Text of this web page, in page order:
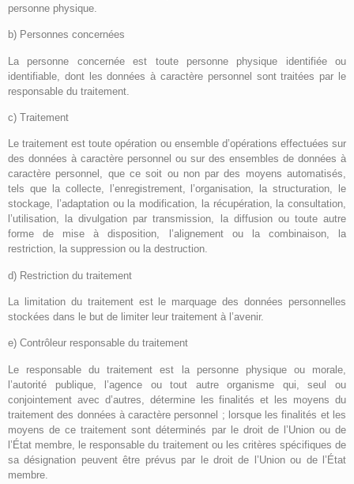
personne physique.
b) Personnes concernées
La personne concernée est toute personne physique identifiée ou
identifiable, dont les données à caractère personnel sont traitées par le
responsable du traitement.
c) Traitement
Le traitement est toute opération ou ensemble d’opérations effectuées sur
des données à caractère personnel ou sur des ensembles de données à
caractère personnel, que ce soit ou non par des moyens automatisés,
tels que la collecte, l’enregistrement, l’organisation, la structuration, le
stockage, l’adaptation ou la modification, la récupération, la consultation,
l’utilisation, la divulgation par transmission, la diffusion ou toute autre
forme de mise à disposition, l’alignement ou la combinaison, la
restriction, la suppression ou la destruction.
d) Restriction du traitement
La limitation du traitement est le marquage des données personnelles
stockées dans le but de limiter leur traitement à l’avenir.
e) Contrôleur responsable du traitement
Le responsable du traitement est la personne physique ou morale,
l’autorité publique, l’agence ou tout autre organisme qui, seul ou
conjointement avec d’autres, détermine les finalités et les moyens du
traitement des données à caractère personnel ; lorsque les finalités et les
moyens de ce traitement sont déterminés par le droit de l’Union ou de
l’État membre, le responsable du traitement ou les critères spécifiques de
sa désignation peuvent être prévus par le droit de l’Union ou de l’État
membre.